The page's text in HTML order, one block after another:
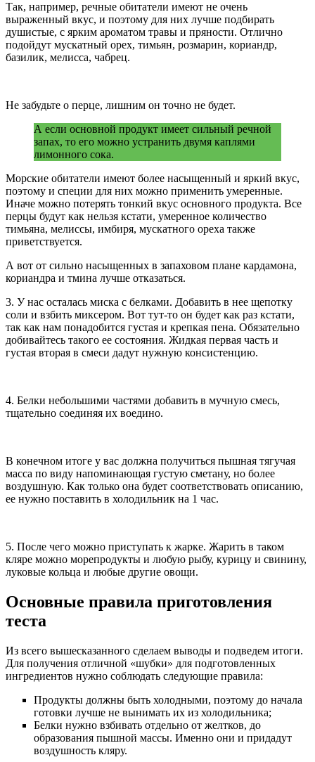
Так, например, речные обитатели имеют не очень
выраженный вкус, и поэтому для них лучше подбирать
душистые, с ярким ароматом травы и пряности. Отлично
подойдут мускатный орех, тимьян, розмарин, кориандр,
базилик, мелисса, чабрец.
Не забудьте о перце, лишним он точно не будет.
А если основной продукт имеет сильный речной
запах, то его можно устранить двумя каплями
лимонного сока.
Морские обитатели имеют более насыщенный и яркий вкус,
поэтому и специи для них можно применить умеренные.
Иначе можно потерять тонкий вкус основного продукта. Все
перцы будут как нельзя кстати, умеренное количество
тимьяна, мелиссы, имбиря, мускатного ореха также
приветствуется.
А вот от сильно насыщенных в запаховом плане кардамона,
кориандра и тмина лучше отказаться.
3. У нас осталась миска с белками. Добавить в нее щепотку
соли и взбить миксером. Вот тут-то он будет как раз кстати,
так как нам понадобится густая и крепкая пена. Обязательно
добивайтесь такого ее состояния. Жидкая первая часть и
густая вторая в смеси дадут нужную консистенцию.
4. Белки небольшими частями добавить в мучную смесь,
тщательно соединяя их воедино.
В конечном итоге у вас должна получиться пышная тягучая
масса по виду напоминающая густую сметану, но более
воздушную. Как только она будет соответствовать описанию,
ее нужно поставить в холодильник на 1 час.
5. После чего можно приступать к жарке. Жарить в таком
кляре можно морепродукты и любую рыбу, курицу и свинину,
луковые кольца и любые другие овощи.
Основные правила приготовления
теста
Из всего вышесказанного сделаем выводы и подведем итоги.
Для получения отличной «шубки» для подготовленных
ингредиентов нужно соблюдать следующие правила:
Продукты должны быть холодными, поэтому до начала
готовки лучше не вынимать их из холодильника;
Белки нужно взбивать отдельно от желтков, до
образования пышной массы. Именно они и придадут
воздушность кляру.